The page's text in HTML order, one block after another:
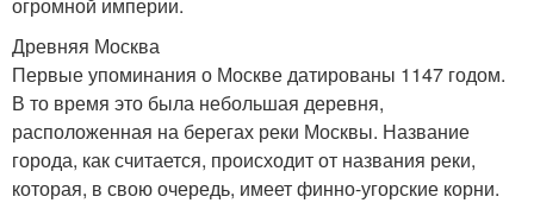
Древняя Москва
Первые упоминания о Москве датированы 1147 годом.
В то время это была небольшая деревня,
расположенная на берегах реки Москвы. Название
города, как считается, происходит от названия реки,
которая, в свою очередь, имеет финно-угорские корни.